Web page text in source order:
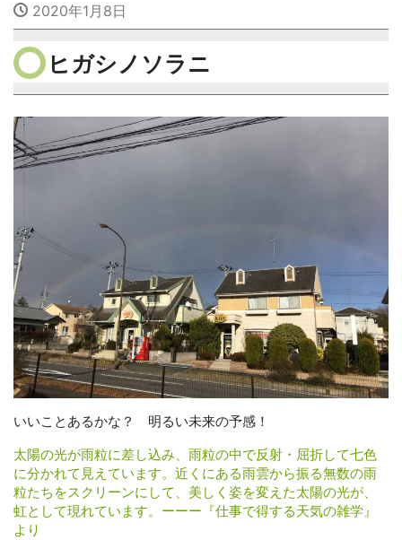
2020年1月8日
ヒガシノソラニ
いいことあるかな？ 明るい未来の予感！
太陽の光が雨粒に差し込み、雨粒の中で反射・屈折して七色
に分かれて見えています。近くにある雨雲から振る無数の雨
粒たちをスクリーンにして、美しく姿を変えた太陽の光が、
虹として現れています。ーーー『仕事で得する天気の雑学』
より